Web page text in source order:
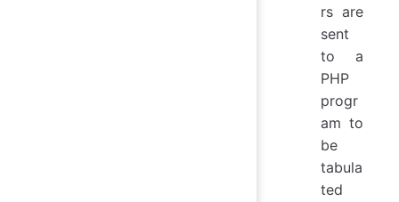
rs are
sent
to a
PHP
progr
am to
be
tabula
ted